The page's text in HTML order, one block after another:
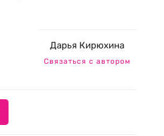
Дарья Кирюхина
Связаться с автором